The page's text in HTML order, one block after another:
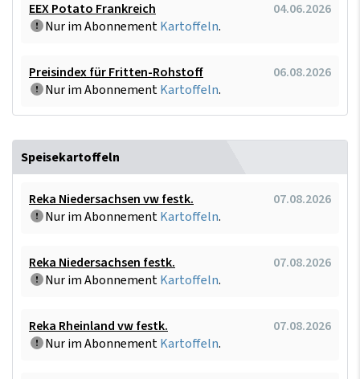
EEX Potato Frankreich
04.06.2026
Nur im AbonnementKartoffeln.
Preisindex für Fritten-Rohstoff
06.08.2026
Nur im AbonnementKartoffeln.
Speisekartoffeln
Reka Niedersachsen vw festk.
07.08.2026
Nur im AbonnementKartoffeln.
Reka Niedersachsen festk.
07.08.2026
Nur im AbonnementKartoffeln.
Reka Rheinland vw festk.
07.08.2026
Nur im AbonnementKartoffeln.